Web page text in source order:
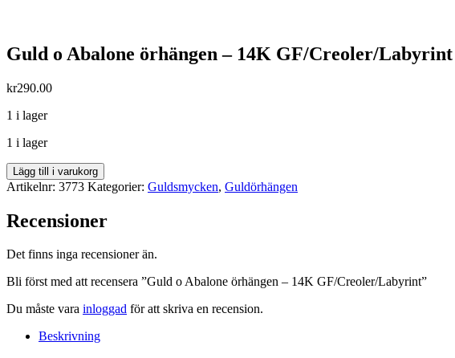
Guld o Abalone örhängen – 14K GF/Creoler/Labyrint
kr290.00
1 i lager
1 i lager
Guld
o
örhängen
-
GF/Creoler/Labyrint
Lägg till i varukorg
Artikelnr: 3773 Kategorier: Guldsmycken, Guldörhängen
Recensioner
Det finns inga recensioner än.
Bli först med att recensera ”Guld o Abalone örhängen – 14K GF/Creoler/Labyrint”
Du måste vara inloggad för att skriva en recension.
Beskrivning